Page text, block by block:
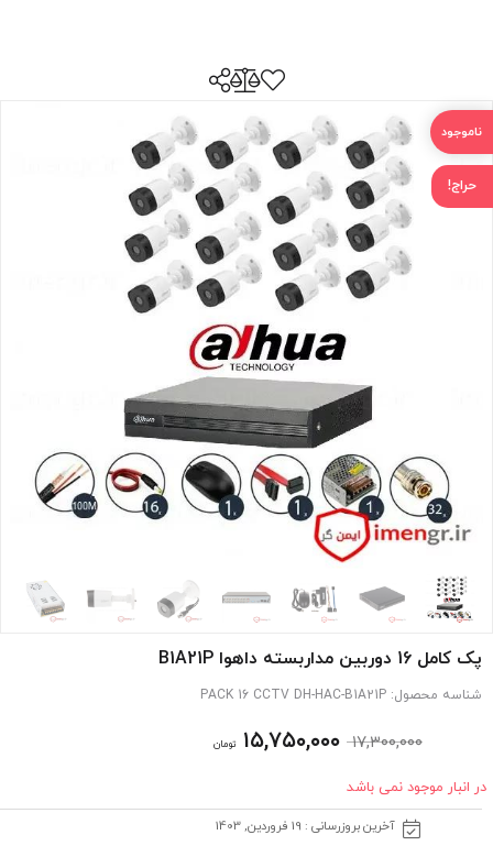
حراج!
پک کامل 16 دوربین مداربسته داهوا B1A21P
شناسه محصول: PACK 16 CCTV DH-HAC-B1A21P
۱۷,۳۰۰,۰۰۰ قیمت
۱۷,۳۰۰,۰۰۰ تومان
۱۵,۷۵۰,۰۰۰ تومانقیمت
در انبار موجود نمی باشد
آخرین بروزرسانی : 19 فروردین, 1403